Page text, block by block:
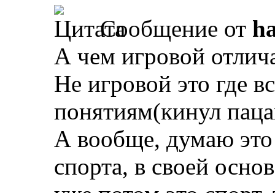
Сообщение от
А чем игровой
Не игровой это где
понятиям(кинул
А вообще, думаю это
спорта, в своей